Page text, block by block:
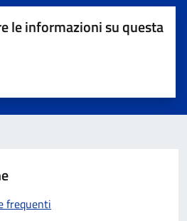
le informazioni su questa
stelle su 5
su 5
5
frequenti